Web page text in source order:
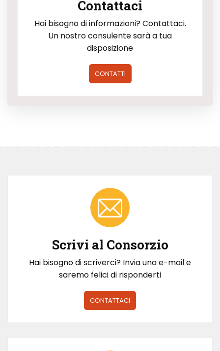
Contattaci
Hai bisogno di informazioni? Contattaci.
Un nostro consulente sarà a tua
disposizione
CONTATTI
Scrivi al Consorzio
Hai bisogno di scriverci? Invia una e-mail e
saremo felici di risponderti
CONTATTACI